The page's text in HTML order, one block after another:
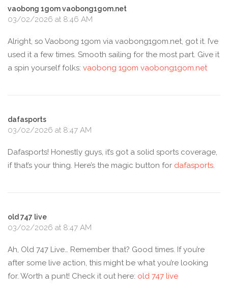
vaobong 1gom vaobong1gom.net
03/02/2026 at 8:46 AM
Alright, so Vaobong 1gom via vaobong1gom.net, got it. I’ve
used it a few times. Smooth sailing for the most part. Give it
a spin yourself folks: vaobong 1gom vaobong1gom.net
dafasports
03/02/2026 at 8:47 AM
Dafasports! Honestly guys, it’s got a solid sports coverage,
if that’s your thing. Here’s the magic button for dafasports.
old 747 live
03/02/2026 at 8:47 AM
Ah, Old 747 Live… Remember that? Good times. If you’re
after some live action, this might be what you’re looking
for. Worth a punt! Check it out here: old 747 live